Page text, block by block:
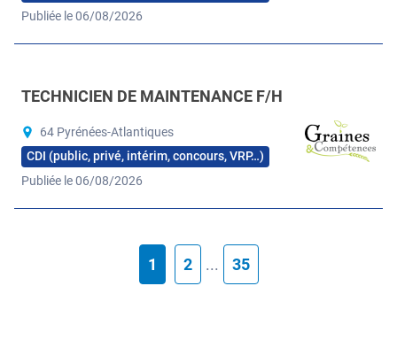
Publiée le 06/08/2026
TECHNICIEN DE MAINTENANCE F/H
64 Pyrénées-Atlantiques
CDI (public, privé, intérim, concours, VRP…)
Publiée le 06/08/2026
1 2 ... 35